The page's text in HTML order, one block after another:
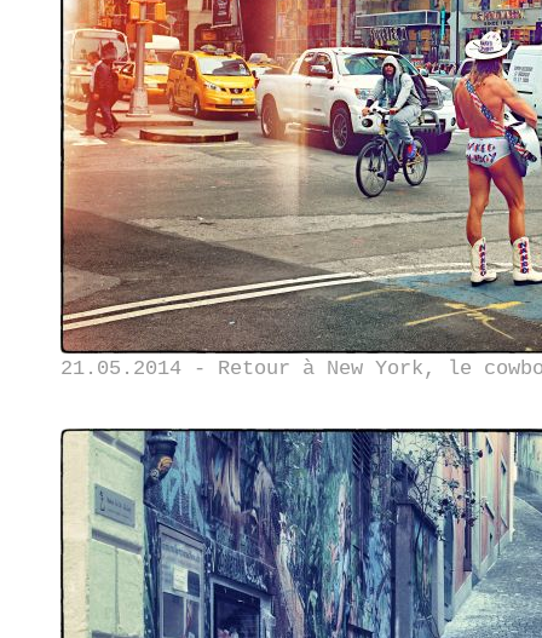
21.05.2014 - Retour à New York, le